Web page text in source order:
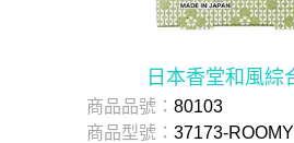
日本香堂和風綜
商品品號： 80103
商品型號： 37173-